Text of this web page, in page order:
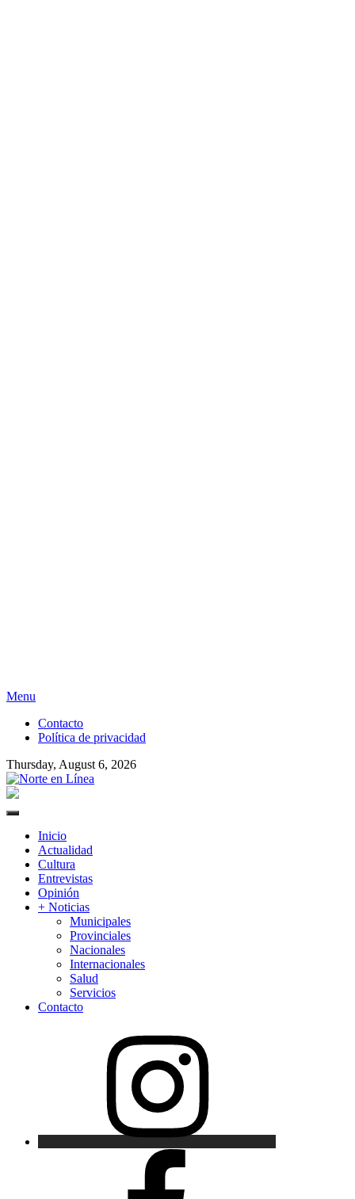
Skip
content
Menu
Contacto
Política de privacidad
Thursday, August 6, 2026
Primary
Inicio
Actualidad
Cultura
Entrevistas
Opinión
+ Noticias
Municipales
Provinciales
Nacionales
Internacionales
Salud
Servicios
Contacto